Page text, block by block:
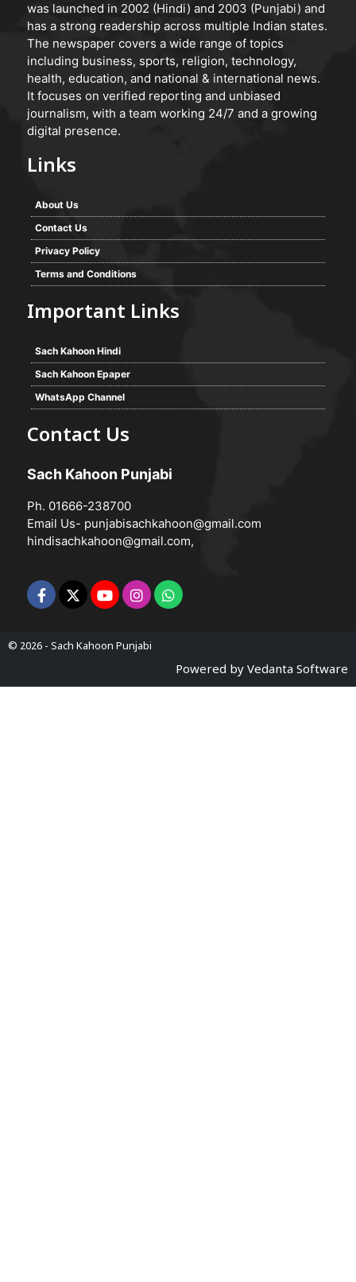
was launched in 2002 (Hindi) and 2003 (Punjabi) and
has a strong readership across multiple Indian states.
The newspaper covers a wide range of topics
including business, sports, religion, technology,
health, education, and national & international news.
It focuses on verified reporting and unbiased
journalism, with a team working 24/7 and a growing
digital presence.
Links
About Us
Contact Us
Privacy Policy
Terms and Conditions
Important Links
Sach Kahoon Hindi
Sach Kahoon Epaper
WhatsApp Channel
Contact Us
Sach Kahoon Punjabi
Ph. 01666-238700
Email Us- punjabisachkahoon@gmail.com
hindisachkahoon@gmail.com,
© 2026 - Sach Kahoon Punjabi
Powered by Vedanta Software